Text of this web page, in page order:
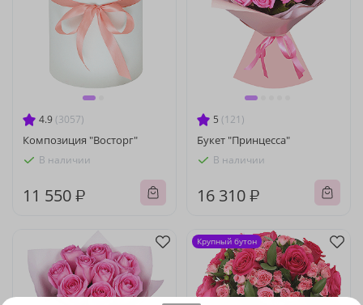
4.9 (3057)
Композиция "Восторг"
В наличии
11 550 ₽
5 (121)
Букет "Принцесса"
В наличии
16 310 ₽
Крупный бутон